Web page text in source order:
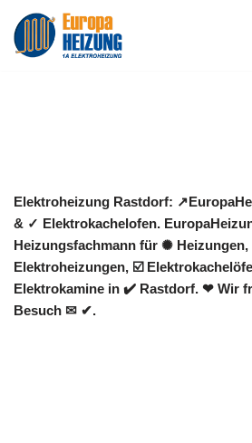
Zum
Elektroheizung Rastdorf:
& ✓ Elektrokachelofen.
Heizungsfachmann für ✺
Elektroheizungen, ☑️
Elektrokamine in ✔️ Rastdorf. ❤ Wir
Besuch ✉ ✔.